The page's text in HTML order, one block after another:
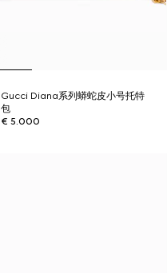
Gucci Diana系列蟒蛇皮小号托特
包
€ 5.000